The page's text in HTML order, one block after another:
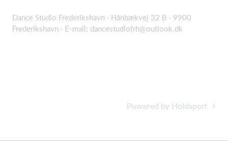
Dance Studio Frederikshavn · Hånbækvej 32 B · 9900
Frederikshavn · E-mail: dancestudiofrh@outlook.dk
Powered by Holdsport